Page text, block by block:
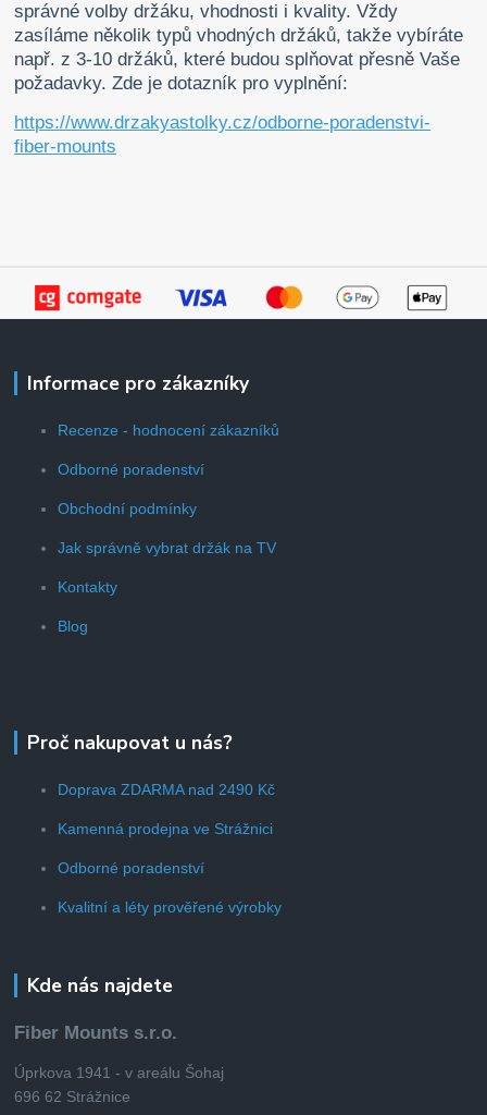
správné volby držáku, vhodnosti i kvality. Vždy
zasíláme několik typů vhodných držáků, takže vybíráte
např. z 3-10 držáků, které budou splňovat přesně Vaše
požadavky. Zde je dotazník pro vyplnění:
https://www.drzakyastolky.cz/odborne-poradenstvi-
fiber-mounts
Informace pro zákazníky
Recenze - hodnocení zákazníků
Odborné poradenství
Obchodní podmínky
Jak správně vybrat držák na TV
Kontakty
Blog
Proč nakupovat u nás?
Doprava ZDARMA nad 2490 Kč
Kamenná prodejna ve Strážnici
Odborné poradenství
Kvalitní a léty prověřené výrobky
Kde nás najdete
Fiber Mounts s.r.o.
Úprkova 1941 - v areálu Šohaj
696 62 Strážnice